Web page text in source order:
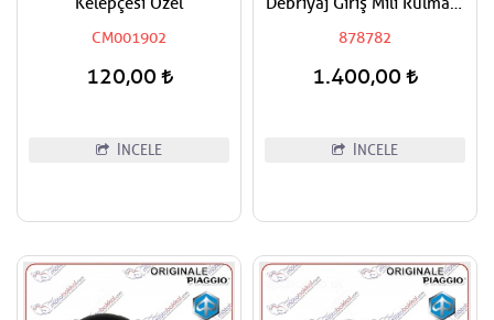
CM001902
120,00
İNCELE
878782
1.400,00
İNCELE